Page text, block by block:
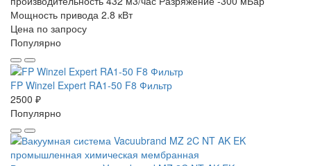
Мощность привода 2.8 кВт
Цена по запросу
Популярно
FP Winzel Expert RA1-50 F8 Фильтр
2500 ₽
Популярно